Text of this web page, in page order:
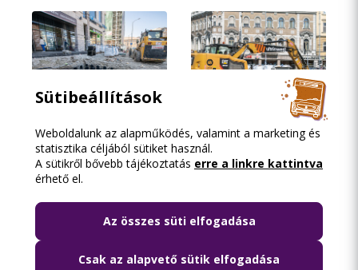
Sütibeállítások
Weboldalunk az alapműködés, valamint a marketing és
statisztika céljából sütiket használ.
A sütikről bővebb tájékoztatás erre a linkre kattintva
érhető el.
Az összes süti elfogadása
Csak az alapvető sütik elfogadása